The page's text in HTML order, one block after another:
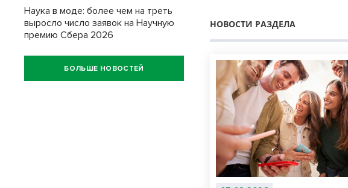
НОВОСТИ РАЗДЕЛА
Наука в моде: более чем на треть
выросло число заявок на Научную
премию Сбера 2026
БОЛЬШЕ НОВОСТЕЙ